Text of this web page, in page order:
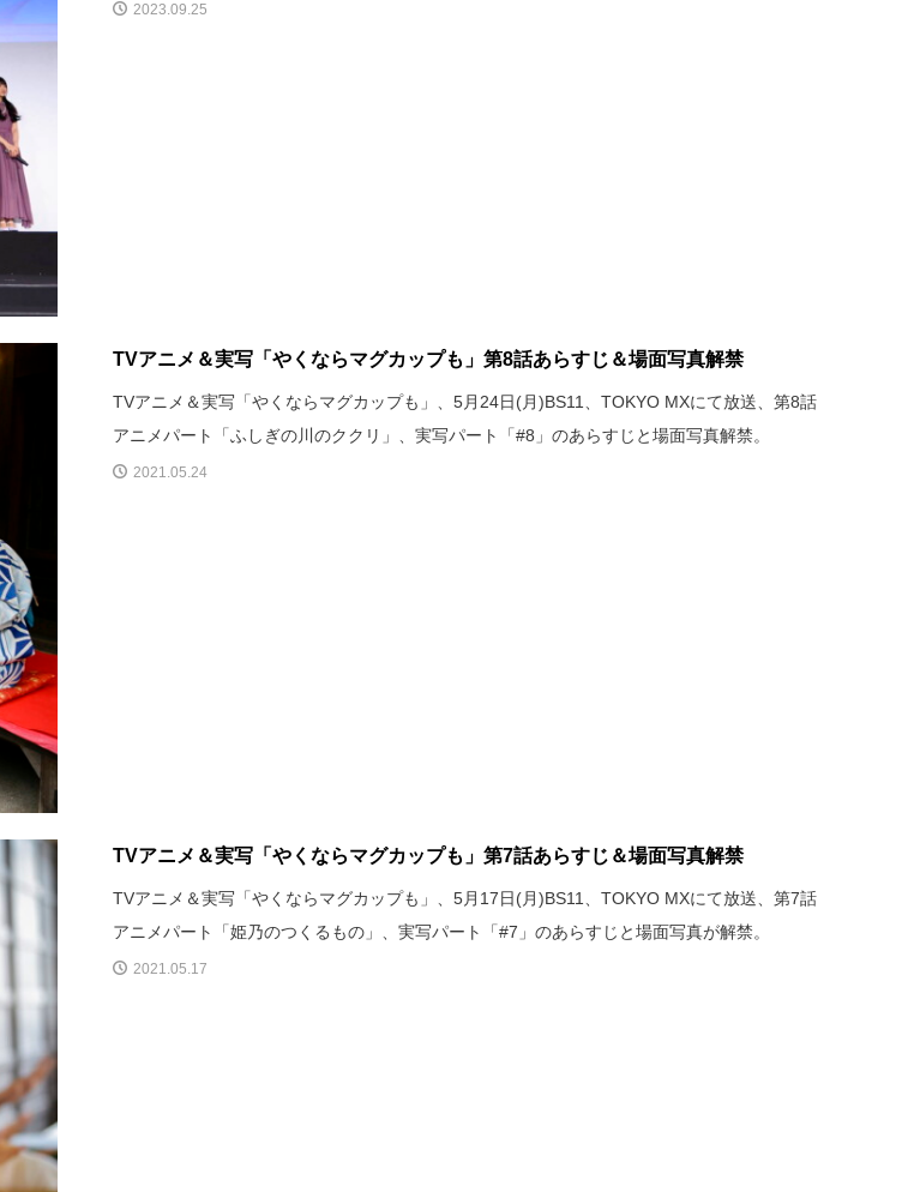
2023.09.25
TVアニメ＆実写「やくならマグカップも」第8話あらすじ＆場面写真解禁
TVアニメ＆実写「やくならマグカップも」、5月24日(月)BS11、TOKYO MXにて放送、第8話
アニメパート「ふしぎの川のククリ」、実写パート「#8」のあらすじと場面写真解禁。
2021.05.24
TVアニメ＆実写「やくならマグカップも」第7話あらすじ＆場面写真解禁
TVアニメ＆実写「やくならマグカップも」、5月17日(月)BS11、TOKYO MXにて放送、第7話
アニメパート「姫乃のつくるもの」、実写パート「#7」のあらすじと場面写真が解禁。
2021.05.17